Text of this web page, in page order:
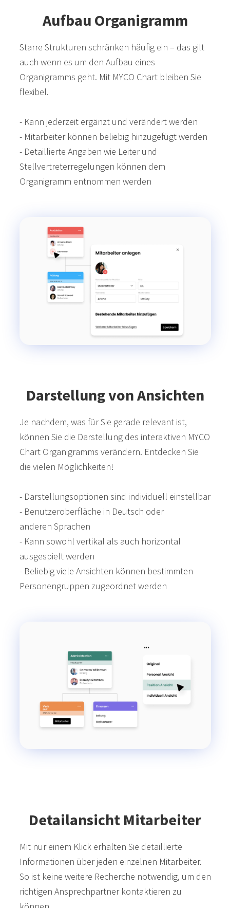
Aufbau Organigramm
Starre Strukturen schränken häufig ein – das gilt
auch wenn es um den Aufbau eines
Organigramms geht. Mit MYCO Chart bleiben Sie
flexibel.
- Kann jederzeit ergänzt und verändert werden
- Mitarbeiter können beliebig hinzugefügt werden
- Detaillierte Angaben wie Leiter und
Stellvertreterregelungen können dem
Organigramm entnommen werden
Darstellung von Ansichten
Je nachdem, was für Sie gerade relevant ist,
können Sie die Darstellung des interaktiven MYCO
Chart Organigramms verändern. Entdecken Sie
die vielen Möglichkeiten!
- Darstellungsoptionen sind individuell einstellbar
- Benutzeroberfläche in Deutsch oder
anderen Sprachen
- Kann sowohl vertikal als auch horizontal
ausgespielt werden
- Beliebig viele Ansichten können bestimmten
Personengruppen zugeordnet werden
Detailansicht Mitarbeiter
Mit nur einem Klick erhalten Sie detaillierte
Informationen über jeden einzelnen Mitarbeiter.
So ist keine weitere Recherche notwendig, um den
richtigen Ansprechpartner kontaktieren zu